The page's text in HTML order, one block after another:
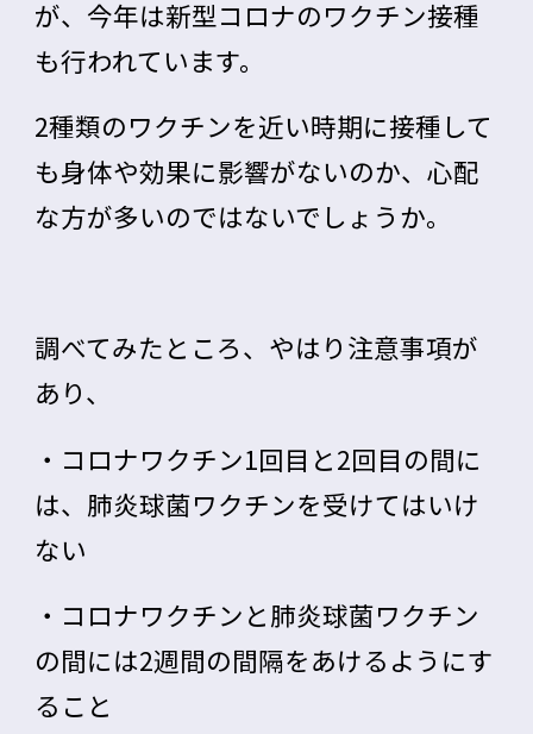
が、今年は新型コロナのワクチン接種
も行われています。
2種類のワクチンを近い時期に接種して
も身体や効果に影響がないのか、心配
な方が多いのではないでしょうか。
調べてみたところ、やはり注意事項が
あり、
・コロナワクチン1回目と2回目の間に
は、肺炎球菌ワクチンを受けてはいけ
ない
・コロナワクチンと肺炎球菌ワクチン
の間には2週間の間隔をあけるようにす
ること